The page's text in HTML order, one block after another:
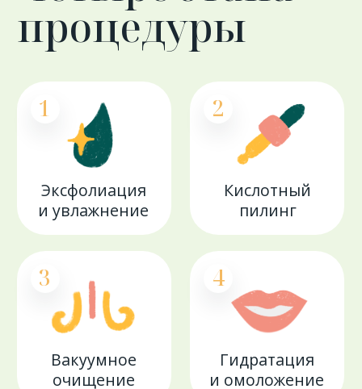
Записаться
Всего за один сеанс кожа будет очищена
от загрязнений и черных точек,
напитана активными сыворотками,
станет увлажненной и сияющей!
Вы полюбите HydraFacial MD® уже
после первого сеанса!
Ответы
на вопросы